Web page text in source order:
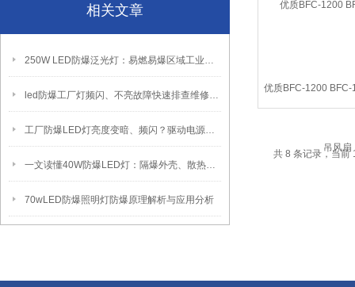
相关文章
250W LED防爆泛光灯：易燃易爆区域工业固定照明装置
led防爆工厂灯频闪、不亮故障快速排查维修方法
工厂防爆LED灯亮度变暗、频闪？驱动电源故障检修方法
一文读懂40W防爆LED灯：隔爆外壳、散热、防爆认证原理
70wLED防爆照明灯防爆原理解析与应用分析
优质BFC-1200 BFC-
扇
共 8 条记录，当